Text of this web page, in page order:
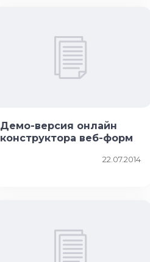
Демо-версия онлайн
конструктора веб-форм
22.07.2014